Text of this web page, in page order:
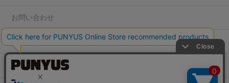
お問い合わせ
求人情報
店舗一覧